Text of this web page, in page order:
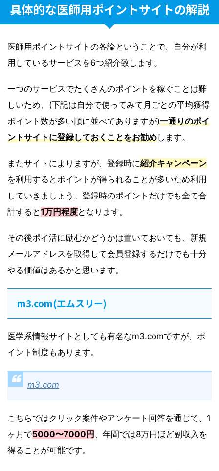
具体的な医師用ポイントサイトの解説
医師用ポイントサイトの各論ということで、自分が利
用しているサービスを6つ紹介致します。
一つのサービスでたくさんのポイントを稼ぐことは難
しいため、(下記は自分で使ってみて月ごとの平均獲得
ポイント数が多い順に並べてありますが)一通りのポイ
ントサイトに登録しておくことをお勧めします。
またサイトによりますが、登録時に紹介キャンペーン
を利用するとポイントが得られることが多いため利用
していきましょう。登録時のポイントだけでも全て合
計すると1万円程度となります。
その後ポイ活に励むかどうかは置いておいても、新規
メールアドレスを取得して会員登録するだけでも十分
やる価値はあるかと思います。
m3.com(エムスリー)
医学系情報サイトとしても有名なm3.comですが、ポ
イント制度もあります。
m3.com
こちらではクリック案件やアンケート回答を通じて、1
ヶ月で5000〜7000円 、年間では8万円ほど副収入を
得ることが可能です。